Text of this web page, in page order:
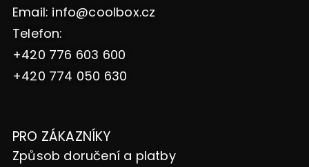
Email: info@coolbox.cz
Telefon:
+420 776 603 600
+420 774 050 630
PRO ZÁKAZNÍKY
Způsob doručení a platby